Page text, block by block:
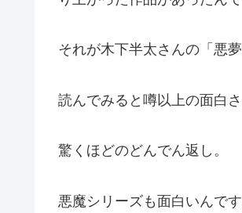
それが木下半太さんの「悪
読んでみると噂以上の面白さ
驚くほどのどんでん返し。
悪魔シリーズも面白いんで